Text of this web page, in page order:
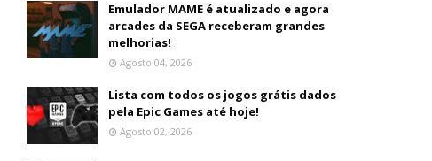
Emulador MAME é atualizado e agora
arcades da SEGA receberam grandes
melhorias!
Agosto 04, 2026
Lista com todos os jogos grátis dados
pela Epic Games até hoje!
Agosto 02, 2026